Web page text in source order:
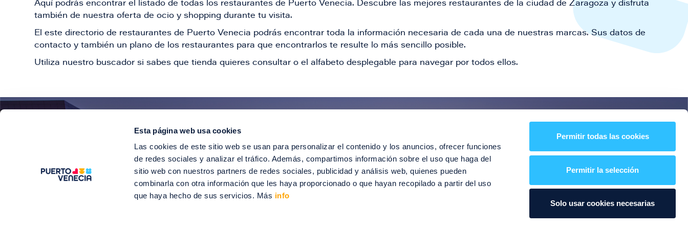
Esta página web usa cookies
Las cookies de este sitio web se usan para personalizar el contenido y los anuncios, ofrecer funciones
de redes sociales y analizar el tráfico. Además, compartimos información sobre el uso que haga del
sitio web con nuestros partners de redes sociales, publicidad y análisis web, quienes pueden
combinarla con otra información que les haya proporcionado o que hayan recopilado a partir del uso
que haya hecho de sus servicios. Más info
Permitir todas las cookies
Permitir la selección
Solo usar cookies necesarias
Aquí podrás encontrar el listado de todas los restaurantes de Puerto Venecia. Descubre las mejores restaurantes de la ciudad de Zaragoza y disfruta
también de nuestra oferta de ocio y shopping durante tu visita.
El este directorio de restaurantes de Puerto Venecia podrás encontrar toda la información necesaria de cada una de nuestras marcas. Sus datos de
contacto y también un plano de los restaurantes para que encontrarlos te resulte lo más sencillo posible.
Utiliza nuestro buscador si sabes que tienda quieres consultar o el alfabeto desplegable para navegar por todos ellos.
¡Entérate de todas nuestras novedades!
Suscríbete para recibir ofertas especiales, descuentos, eventos y mucho más
SUSCRÍBETE